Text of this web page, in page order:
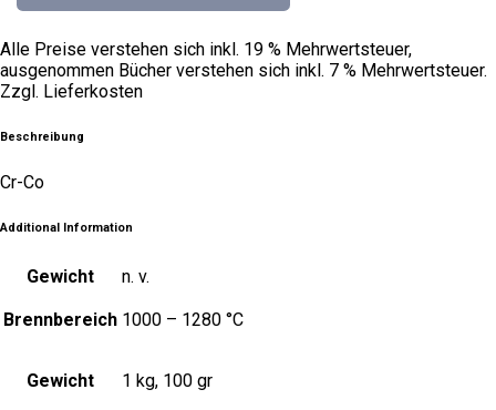
Alle Preise verstehen sich inkl. 19 % Mehrwertsteuer,
ausgenommen Bücher verstehen sich inkl. 7 % Mehrwertsteuer.
Zzgl. Lieferkosten
Beschreibung
Cr-Co
Additional Information
Gewicht n. v.
Brennbereich 1000 – 1280 °C
Gewicht 1 kg, 100 gr